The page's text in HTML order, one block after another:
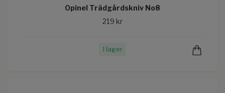
Opinel Trädgårdskniv No8
219 kr
I lager